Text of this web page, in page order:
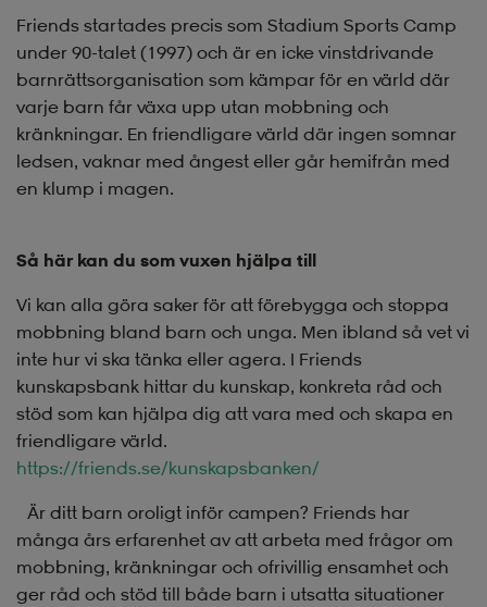
Friends startades precis som Stadium Sports Camp
under 90-talet (1997) och är en icke vinstdrivande
barnrättsorganisation som kämpar för en värld där
varje barn får växa upp utan mobbning och
kränkningar. En friendligare värld där ingen somnar
ledsen, vaknar med ångest eller går hemifrån med
en klump i magen.
Så här kan du som vuxen hjälpa till
Vi kan alla göra saker för att förebygga och stoppa
mobbning bland barn och unga. Men ibland så vet vi
inte hur vi ska tänka eller agera. I Friends
kunskapsbank hittar du kunskap, konkreta råd och
stöd som kan hjälpa dig att vara med och skapa en
friendligare värld.
https://friends.se/kunskapsbanken/
Är ditt barn oroligt inför campen? Friends har
många års erfarenhet av att arbeta med frågor om
mobbning, kränkningar och ofrivillig ensamhet och
ger råd och stöd till både barn i utsatta situationer